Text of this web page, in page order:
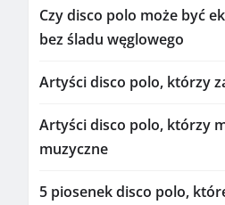
Czy disco polo może być
bez śladu węglowego
Artyści disco polo, którzy
Artyści disco polo, którzy
muzyczne
5 piosenek disco polo,